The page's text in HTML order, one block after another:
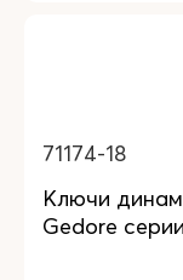
71174-18
Ключи
Gedore